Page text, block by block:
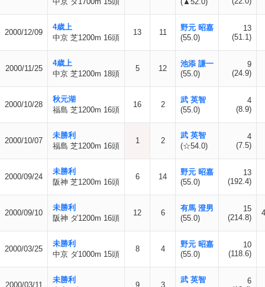
2000/12/09
4歳上
中京 芝1200m 16頭
13 11
野元 昭嘉
(55.0)
13
(51.1)
2000/11/25
4歳上
中京 芝1200m 18頭
5 12
池添 謙一
(55.0)
9
(24.9)
2000/10/28
秋元湖
福島 芝1200m 16頭
16 2
武 英智
(55.0)
4
(8.9)
2000/10/07
未勝利
福島 芝1200m 16頭
1 2
武 英智
(☆54.0)
4
(7.5)
2000/09/24
未勝利
阪神 芝1200m 16頭
6 14
野元 昭嘉
(55.0)
13
(192.4)
2000/09/10
未勝利
阪神 ダ1200m 16頭
12 6
有馬 澄男
(55.0)
15
(214.8)
2000/03/25
未勝利
中京 ダ1000m 15頭
8 4
野元 昭嘉
(55.0)
10
(118.6)
2000/03/11
未勝利
9 3
武 英智
6